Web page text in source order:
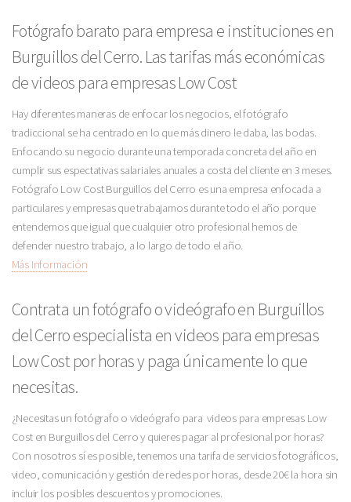
Fotógrafo barato para empresa e instituciones en
Burguillos del Cerro. Las tarifas más económicas
de videos para empresas Low Cost
Hay diferentes maneras de enfocar los negocios, el fotógrafo
tradiccional se ha centrado en lo que más dinero le daba, las bodas.
Enfocando su negocio durante una temporada concreta del año en
cumplir sus espectativas salariales anuales a costa del cliente en 3 meses.
Fotógrafo Low Cost Burguillos del Cerro es una empresa enfocada a
particulares y empresas que trabajamos durante todo el año porque
entendemos que igual que cualquier otro profesional hemos de
defender nuestro trabajo, a lo largo de todo el año.
Más Información
Contrata un fotógrafo o videógrafo en Burguillos
del Cerro especialista en videos para empresas
Low Cost por horas y paga únicamente lo que
necesitas.
¿Necesitas un fotógrafo o videógrafo para videos para empresas Low
Cost en Burguillos del Cerro y quieres pagar al profesional por horas?
Con nosotros sí es posible, tenemos una tarifa de servicios fotográficos,
video, comunicación y gestión de redes por horas, desde 20€ la hora sin
incluir los posibles descuentos y promociones.